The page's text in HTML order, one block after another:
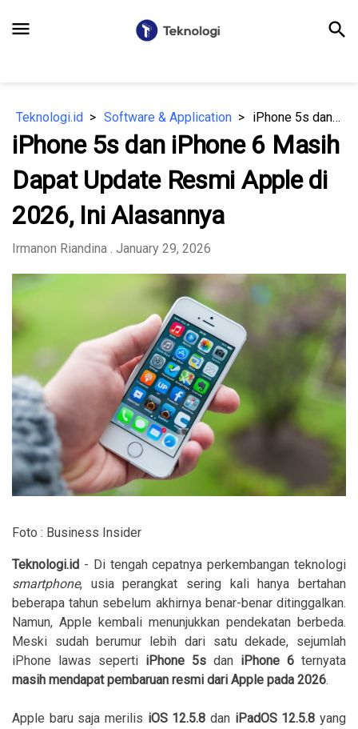
menu search
Teknologi.id Software & Application iPhone 5s dan iPhone 6 Masih Dapat Update Resmi Apple di 2026, Ini Alasannya
iPhone 5s dan iPhone 6 Masih
Dapat Update Resmi Apple di
2026, Ini Alasannya
Irmanon Riandina . January 29, 2026
Foto : Business Insider
Teknologi.id - Di tengah cepatnya perkembangan teknologi
smartphone, usia perangkat sering kali hanya bertahan
beberapa tahun sebelum akhirnya benar-benar ditinggalkan.
Namun, Apple kembali menunjukkan pendekatan berbeda.
Meski sudah berumur lebih dari satu dekade, sejumlah
iPhone lawas seperti iPhone 5s dan iPhone 6 ternyata
masih mendapat pembaruan resmi dari Apple pada 2026.
Apple baru saja merilis iOS 12.5.8dan iPadOS 12.5.8 yang